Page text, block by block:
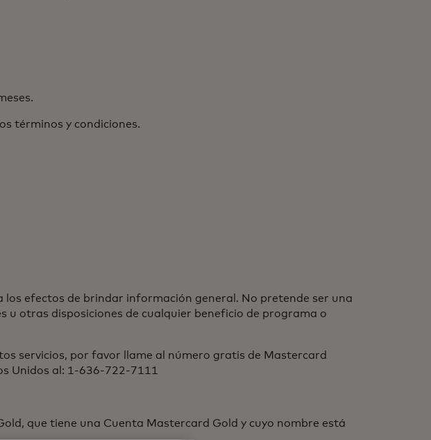
términos y condiciones.
efectos de brindar información general. No pretende ser una
u otras disposiciones de cualquier beneficio de programa o
servicios, por favor llame al número gratis de Mastercard
Unidos al: 1-636-722-7111
que tiene una Cuenta Mastercard Gold y cuyo nombre está